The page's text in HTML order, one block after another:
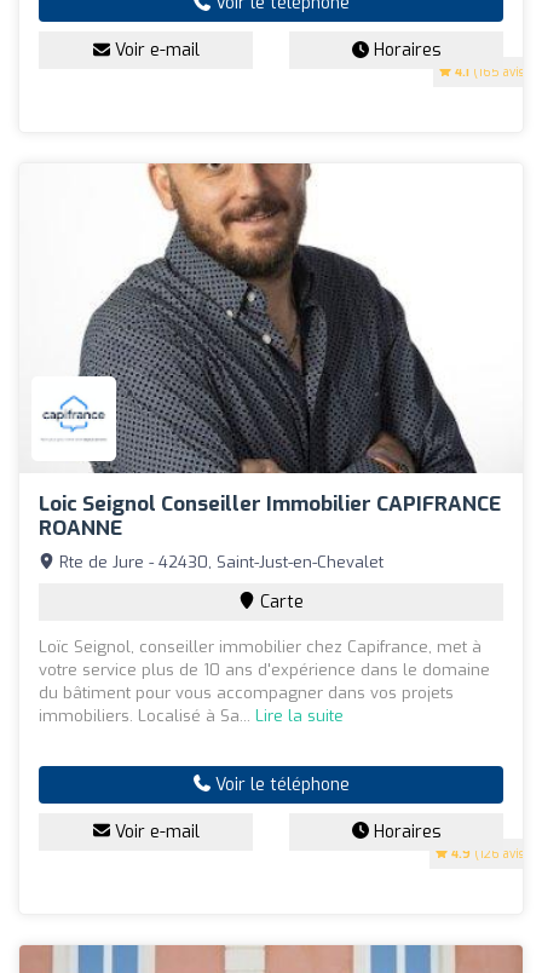
4.1 (165 avis)
Voir e-mail Horaires
Loic Seignol Conseiller Immobilier CAPIFRANCE
ROANNE
4.9 (126 avis)
Rte de Jure - 42430, Saint-Just-en-Chevalet
Carte
Loïc Seignol, conseiller immobilier chez Capifrance, met à
votre service plus de 10 ans d'expérience dans le domaine
du bâtiment pour vous accompagner dans vos projets
immobiliers. Localisé à Sa... Lire la suite
Voir le téléphone
Voir e-mail Horaires